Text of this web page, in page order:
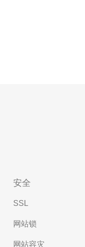
安全
SSL
网站锁
网站容灾